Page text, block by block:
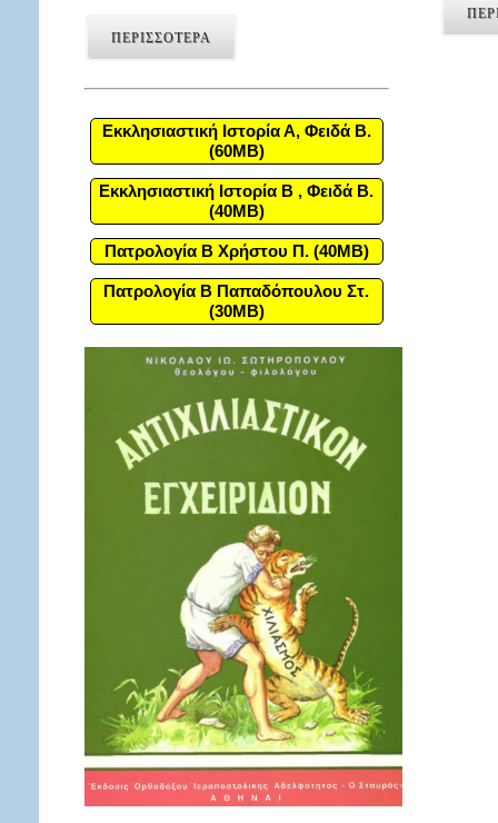
ΠΕΡΙΣΣΟΤΕΡΑ
Εκκλησιαστική Ιστορία Α, Φειδά Β.
(60MB)
Εκκλησιαστική Ιστορία Β , Φειδά Β.
(40MB)
Πατρολογία Β Χρήστου Π. (40MB)
Πατρολογία Β Παπαδόπουλου Στ.
(30MB)